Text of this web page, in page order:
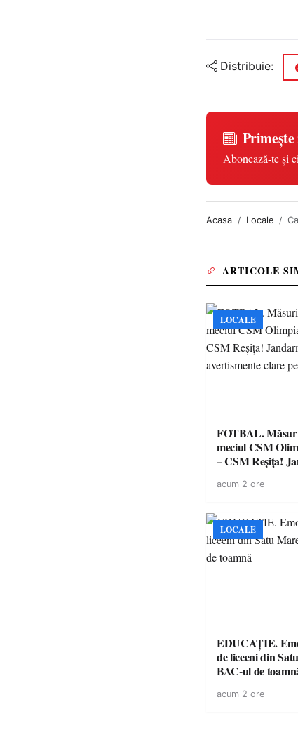
Distribuie:
Abonează-te și
Acasa Locale
ARTICOLE
LOCALE
FOTBAL.
meciul CSM
– CSM Reșița!
suporteri
acum 2 ore
LOCALE
EDUCAȚIE.
de liceeni din
BAC-ul de
acum 2 ore